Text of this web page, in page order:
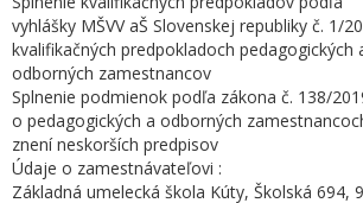
vyhlášky MŠVV aŠ Slovenskej republiky č. 1/
kvalifikačných predpokladoch pedagogických
odborných zamestnancov
Splnenie podmienok podľa zákona č. 138/
o pedagogických a odborných
znení neskorších predpisov
Údaje o zamestnávateľovi :
Základná umelecká škola Kúty, Školská 694,